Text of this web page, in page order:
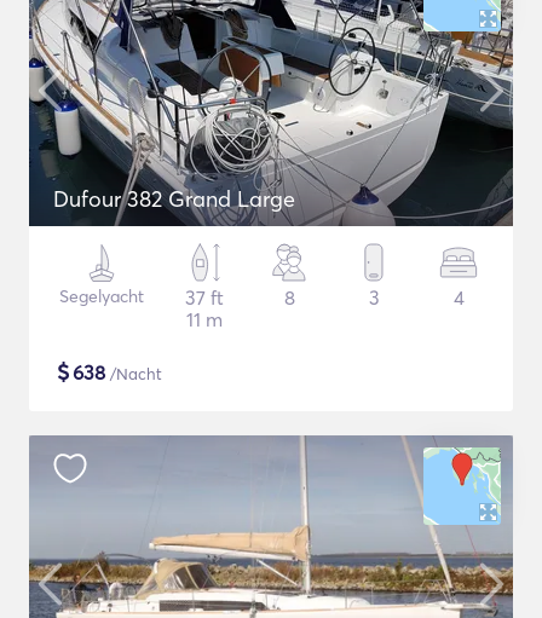
Dufour 382 Grand Large
Segelyacht
37 ft
11 m
8 3 4
$638 /Nacht